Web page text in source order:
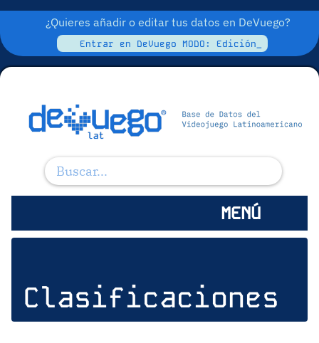
¿Quieres añadir o editar tus datos en DeVuego?
Entrar en DeVuego MODO: Edición_
MENÚ
Clasificaciones